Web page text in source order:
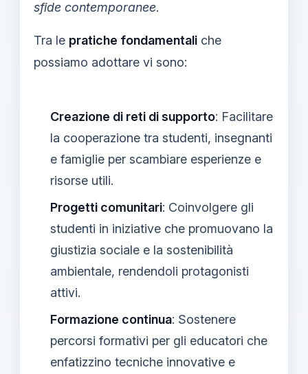
sfide contemporanee.
Tra le pratiche fondamentali che
possiamo adottare vi sono:
Creazione di reti di supporto: Facilitare
la cooperazione tra studenti, insegnanti
e famiglie per scambiare esperienze e
risorse utili.
Progetti comunitari: Coinvolgere gli
studenti in iniziative che promuovano la
giustizia sociale e la sostenibilità
ambientale, rendendoli protagonisti
attivi.
Formazione continua: Sostenere
percorsi formativi per gli educatori che
enfatizzino tecniche innovative e